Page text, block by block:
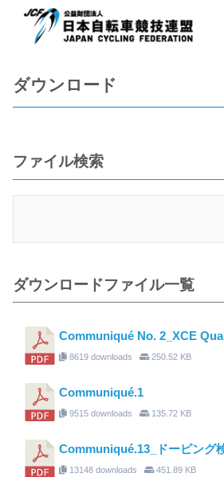
ダウンロード
ファイル検索
ダウンロードファイル一覧
Communiqué No. 2_XCE
8619 downloads 250.52 KB
Communiqué.1
9515 downloads 135.72 KB
Communiqué.13_ドーピング
13148 downloads 451.89 KB